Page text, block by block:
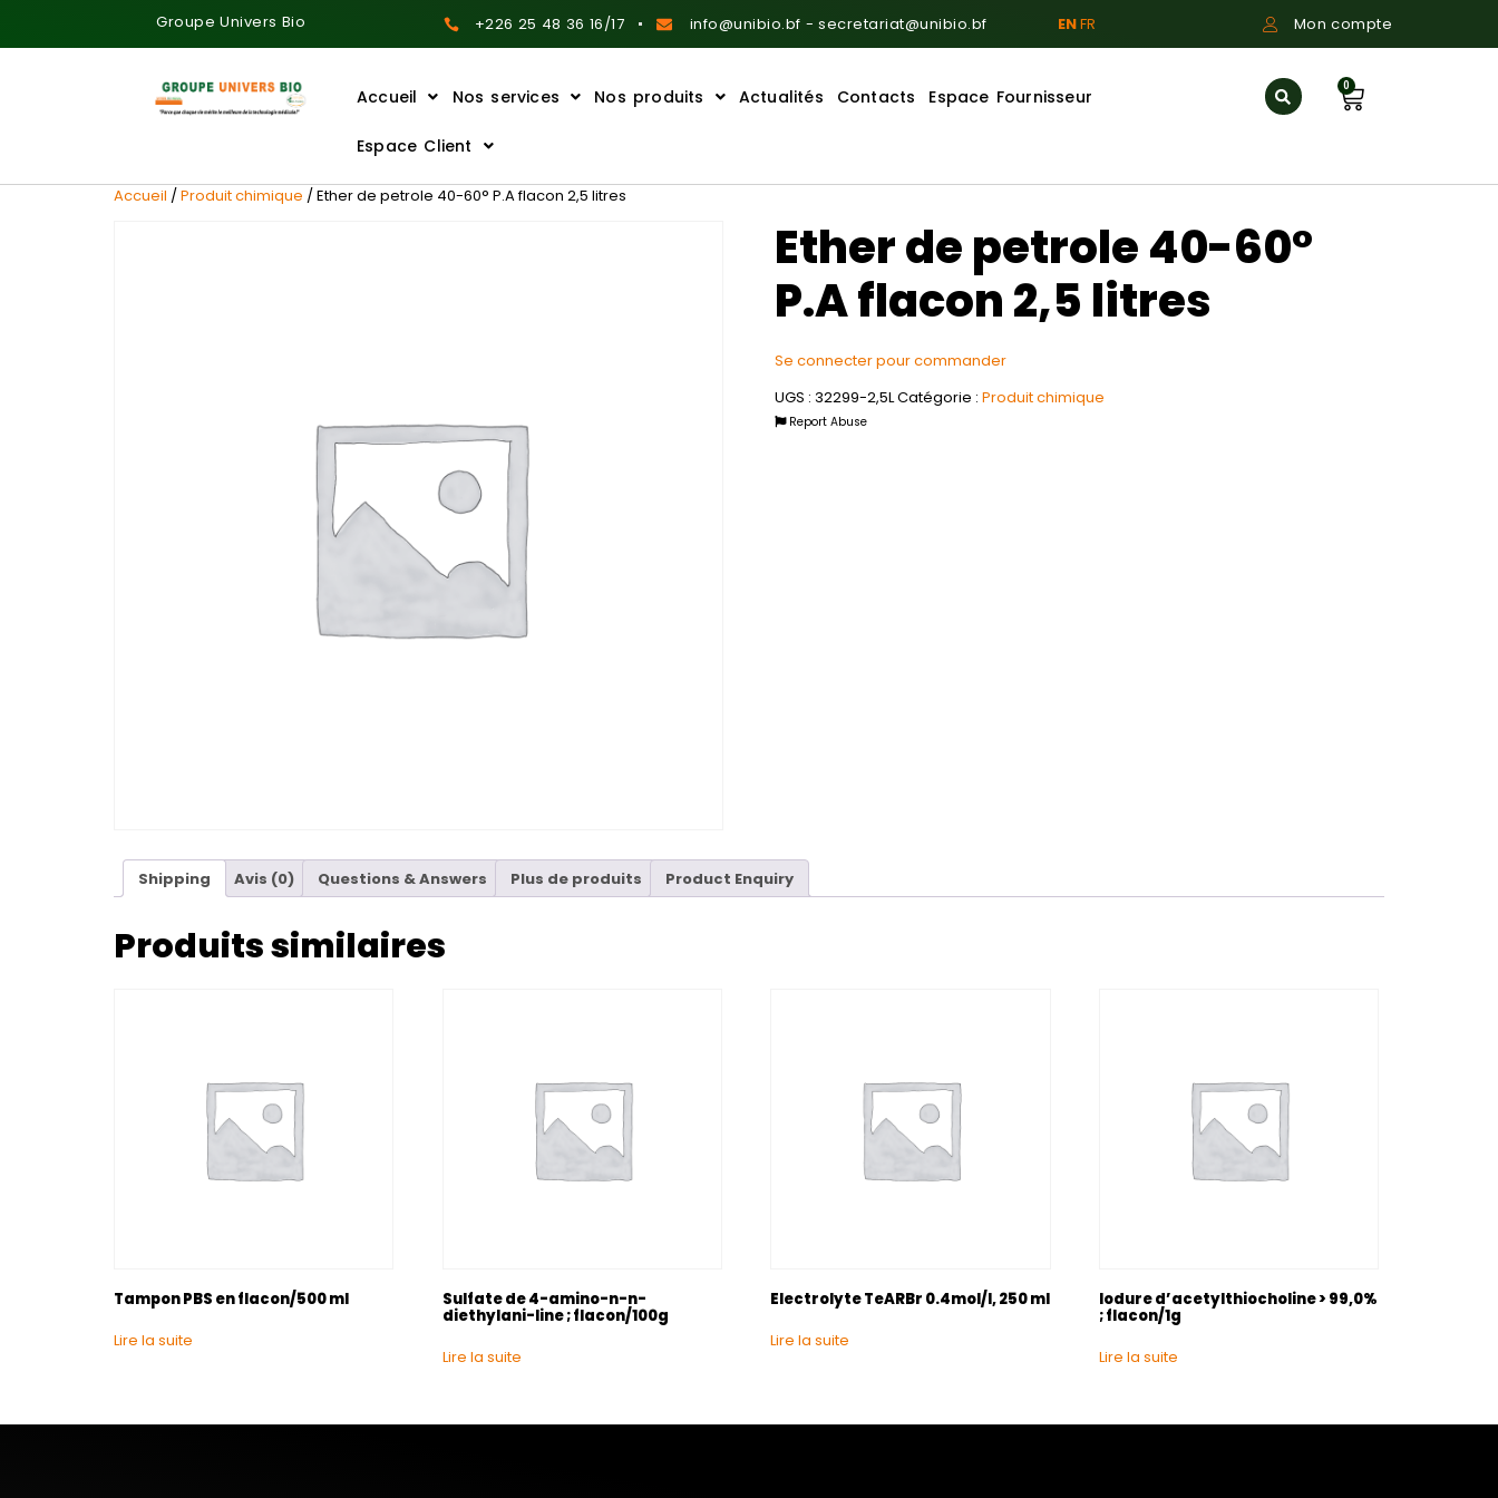
Groupe Univers Bio +226 25 48 36 16/17 info@unibio.bf - secretariat@unibio.bf ENFR Mon compte
Accueil Nos services Nos produits Actualités Contacts Espace Fournisseur
Espace Client
0
Accueil /Produit chimique / Ether de petrole 40-60° P.A flacon 2,5 litres
Ether de petrole 40-60°
P.A flacon 2,5 litres
Se connecter pour commander
UGS : 32299-2,5LCatégorie : Produit chimique
Report Abuse
Shipping Avis (0) Questions & Answers Plus de produits Product Enquiry
Produits similaires
Tampon PBS en flacon/500 ml
Lire la suite
Sulfate de 4-amino-n-n-
diethylani-line ; flacon/100g
Lire la suite
Electrolyte TeARBr 0.4mol/I, 250 ml
Lire la suite
Iodure d’acetylthiocholine > 99,0%
; flacon/1g
Lire la suite